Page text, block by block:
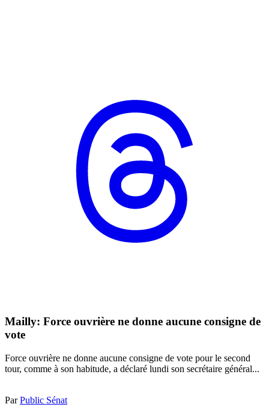
Mailly: Force ouvrière ne donne aucune consigne de
vote
Force ouvrière ne donne aucune consigne de vote pour le second
tour, comme à son habitude, a déclaré lundi son secrétaire général...
ParPublic Sénat